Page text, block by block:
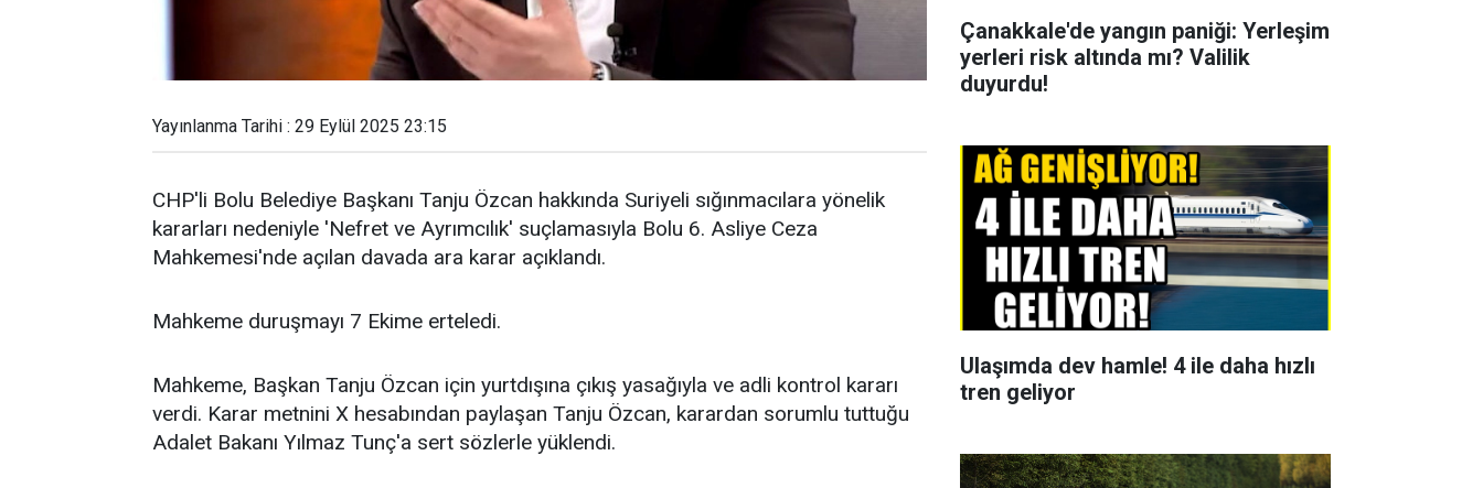
Yayınlanma Tarihi : 29 Eylül 2025 23:15
CHP'li Bolu Belediye Başkanı Tanju Özcan hakkında Suriyeli sığınmacılara yönelik
kararları nedeniyle 'Nefret ve Ayrımcılık' suçlamasıyla Bolu 6. Asliye Ceza
Mahkemesi'nde açılan davada ara karar açıklandı.
Mahkeme duruşmayı 7 Ekime erteledi.
Mahkeme, Başkan Tanju Özcan için yurtdışına çıkış yasağıyla ve adli kontrol kararı
verdi. Karar metnini X hesabından paylaşan Tanju Özcan, karardan sorumlu tuttuğu
Adalet Bakanı Yılmaz Tunç'a sert sözlerle yüklendi.
Çanakkale'de yangın paniği: Yerleşim
yerleri risk altında mı? Valilik
duyurdu!
Ulaşımda dev hamle! 4 ile daha hızlı
tren geliyor